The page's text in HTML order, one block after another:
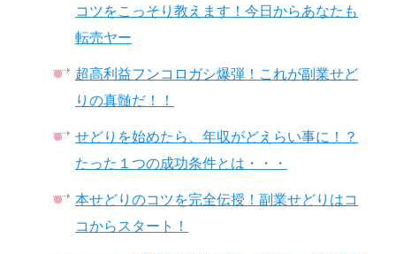
コツをこっそり教えます！今日からあなたも
転売ヤー
超高利益フンコロガシ爆弾！これが副業せど
りの真髄だ！！
せどりを始めたら、年収がどえらい事に！？
たった１つの成功条件とは・・・
本せどりのコツを完全伝授！副業せどりはコ
コからスタート！